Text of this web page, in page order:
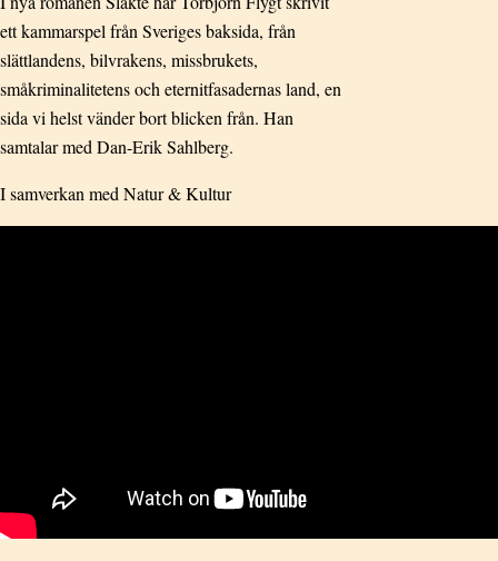
ett kammarspel från Sveriges baksida, från
slättlandens, bilvrakens, missbrukets,
småkriminalitetens och eternitfasadernas land, en
sida vi helst vänder bort blicken från. Han
samtalar med Dan-Erik Sahlberg.
I samverkan med Natur & Kultur